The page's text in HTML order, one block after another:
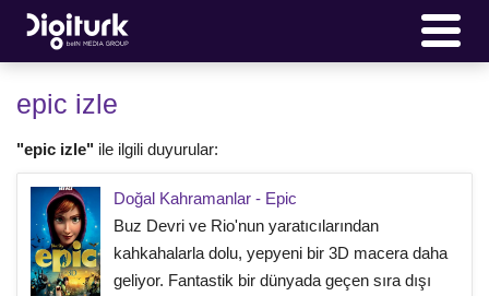
epic izle
"epic izle" ile ilgili duyurular:
Doğal Kahramanlar - Epic
Buz Devri ve Rio'nun yaratıcılarından
kahkahalarla dolu, yepyeni bir 3D macera daha
geliyor. Fantastik bir dünyada geçen sıra dışı